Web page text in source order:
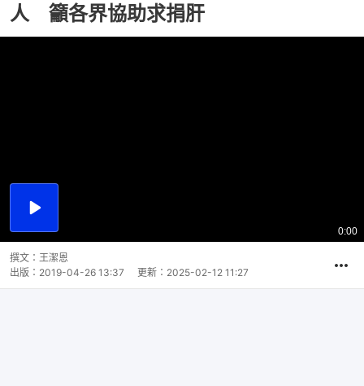
人 籲各界協助求捐肝
播
總
共
0:00
撰文： 王潔恩
出版： 2019-04-26 13:37 更新： 2025-02-12 11:27